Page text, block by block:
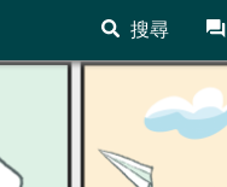
搜尋